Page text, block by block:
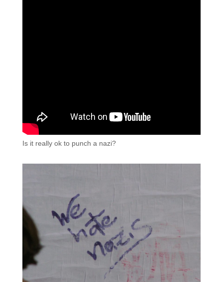
Is it really ok to punch a nazi?